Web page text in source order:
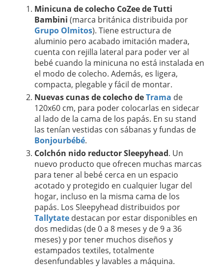
Minicuna de colecho CoZee de Tutti
Bambini (marca británica distribuida por
Grupo Olmitos). Tiene estructura de
aluminio pero acabado imitación madera,
cuenta con rejilla lateral para poder ver al
bebé cuando la minicuna no está instalada en
el modo de colecho. Además, es ligera,
compacta, plegable y fácil de montar.
Nuevas cunas de colecho deTrama de
120x60 cm, para poder colocarlas en sidecar
al lado de la cama de los papás. En su stand
las tenían vestidas con sábanas y fundas de
Bonjourbébé.
Colchón nido reductor Sleepyhead. Un
nuevo producto que ofrecen muchas marcas
para tener al bebé cerca en un espacio
acotado y protegido en cualquier lugar del
hogar, incluso en la misma cama de los
papás. Los Sleepyhead distribuidos por
Tallytate destacan por estar disponibles en
dos medidas (de 0 a 8 meses y de 9 a 36
meses) y por tener muchos diseños y
estampados textiles, totalmente
desenfundables y lavables a máquina.